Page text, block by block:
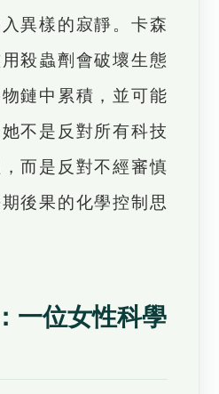
異樣的寂靜。卡森
殺蟲劑會破壞生態
鏈中累積，並可能
不是反對所有科技
而是反對不經審慎
後果的化學控制思
一位女性科學